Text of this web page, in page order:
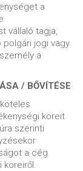
a
vállaló tagja,
polgári jogi vagy
a
/ BŐVÍTÉSE
köreit
szerinti
a cég